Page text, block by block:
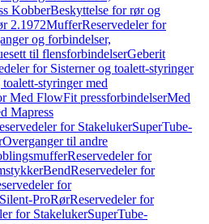
KobberBeskyttelse for rør og
2.1972MufferReservedeler for
og forbindelser,
til flensforbindelserGeberit
for Sisterner og toalett-styringer
styringer med
Med FlowFit pressforbindelserMed
Mapress
for StakelukerSuperTube-
Overganger til andre
Reservedeler for
BendReservedeler for
for
ProRørReservedeler for
for StakelukerSuperTube-